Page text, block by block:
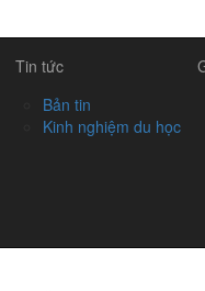
Tin tức
Bản tin
Kinh nghiệm du học